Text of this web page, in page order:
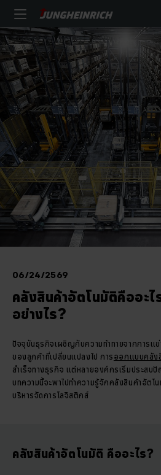
06/24/2569
คลังสินค้าอัตโนมัติคืออะ
อย่างไร?
ปัจจุบันธุรกิจเผชิญกับความท้าทายจากการแ
ของลูกค้าที่เปลี่ยนแปลงไป การออกแบบคลัง
สำเร็จทางธุรกิจ แต่หลายองค์กรเริ่มประสบ
บทความนี้จะพาไปทำความรู้จักคลังสินค้าอัตโ
บริหารจัดการโลจิสติกส์
คลังสินค้าอัตโนมัติ คืออะไร?